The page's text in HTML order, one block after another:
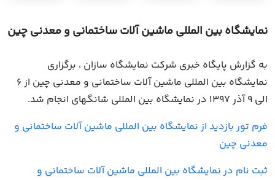
نمایشگاه بین المللی ماشین آلات ساختمانی و معدنی چین
به گزارش پایگاه خبری شرکت نمایشگاه سازان ، برگزاری
نمایشگاه بین المللی ماشین آلات ساختمانی و معدنی چین از 6
الی 9 آذر 1397 در نمایشگاه بین المللی شانگهای انجام شد.
فرم تور بازدید از نمایشگاه بین المللی ماشین آلات ساختمانی و
معدنی چین
ثبت نام در نمایشگاه بین المللی ماشین آلات ساختمانی و